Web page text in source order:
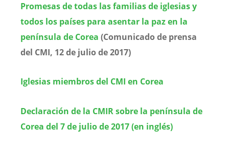
Promesas de todas las familias de iglesias y
todos los países para asentar la paz en la
península de Corea (Comunicado de prensa
del CMI, 12 de julio de 2017)
Iglesias miembros del CMI en Corea
Declaración de la CMIR sobre la península de
Corea del 7 de julio de 2017 (en inglés)